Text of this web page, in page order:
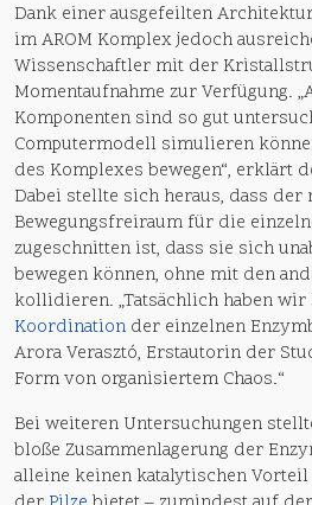
Dank einer ausgefeilten
im AROM Komplex jedoch
Wissenschaftler mit der
Momentaufnahme zur Verfügung.
Komponenten sind so gut
Computermodell simulieren
des Komplexes bewegen“, erklärt
Dabei stellte sich heraus, dass der
Bewegungsfreiraum für die
zugeschnitten ist, dass sie sich
bewegen können, ohne mit den
kollidieren. „Tatsächlich haben
Koordination der einzelnen
Arora Verasztó, Erstautorin der
Form von organisiertem Chaos.“
Bei weiteren Untersuchungen
bloße Zusammenlagerung der
alleine keinen katalytischen